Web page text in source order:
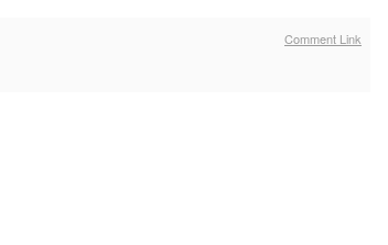
Comment Link